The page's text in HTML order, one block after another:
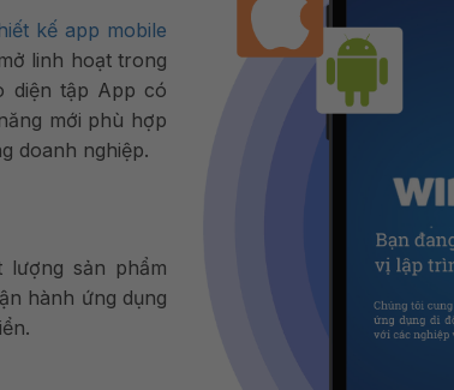
kế app mobile
linh hoạt trong
diện tập App có
mới phù hợp
doanh nghiệp.
lượng sản phẩm
hành ứng dụng